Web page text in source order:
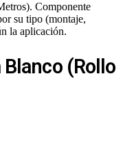
Componente
su tipo (montaje,
la aplicación.
(Rollo